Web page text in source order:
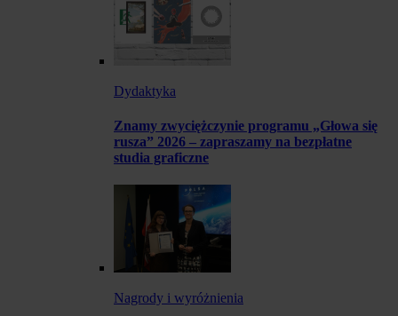
Dydaktyka
Znamy zwyciężczynie programu „Głowa się
rusza” 2026 – zapraszamy na bezpłatne
studia graficzne
Nagrody i wyróżnienia